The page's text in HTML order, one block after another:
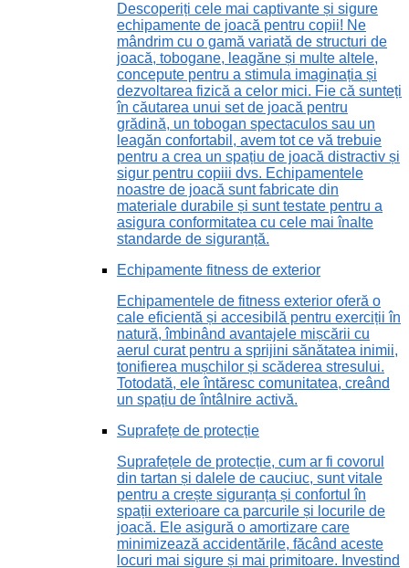
Descoperiți cele mai captivante și sigure
echipamente de joacă pentru copii! Ne
mândrim cu o gamă variată de structuri de
joacă, tobogane, leagăne și multe altele,
concepute pentru a stimula imaginația și
dezvoltarea fizică a celor mici. Fie că sunteți
în căutarea unui set de joacă pentru
grădină, un tobogan spectaculos sau un
leagăn confortabil, avem tot ce vă trebuie
pentru a crea un spațiu de joacă distractiv și
sigur pentru copiii dvs. Echipamentele
noastre de joacă sunt fabricate din
materiale durabile și sunt testate pentru a
asigura conformitatea cu cele mai înalte
standarde de siguranță.
Echipamente fitness de exterior
Echipamentele de fitness exterior oferă o
cale eficientă și accesibilă pentru exerciții în
natură, îmbinând avantajele mișcării cu
aerul curat pentru a sprijini sănătatea inimii,
tonifierea mușchilor și scăderea stresului.
Totodată, ele întăresc comunitatea, creând
un spațiu de întâlnire activă.
Suprafețe de protecție
Suprafețele de protecție, cum ar fi covorul
din tartan și dalele de cauciuc, sunt vitale
pentru a crește siguranța și confortul în
spații exterioare ca parcurile și locurile de
joacă. Ele asigură o amortizare care
minimizează accidentările, făcând aceste
locuri mai sigure și mai primitoare. Investind